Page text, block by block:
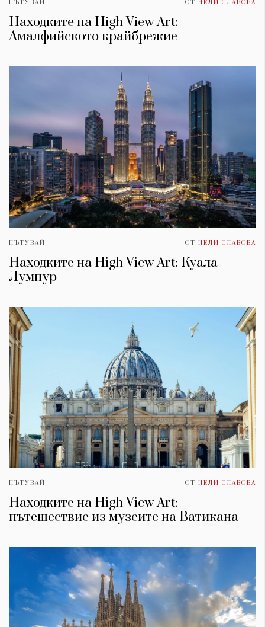
ПЪТУВАЙ ОТ НЕЛИ СЛАВОВА
Находките на High View Art:
Амалфийското крайбрежие
ПЪТУВАЙ ОТ НЕЛИ СЛАВОВА
Находките на High View Art: Куала
Лумпур
ПЪТУВАЙ ОТ НЕЛИ СЛАВОВА
Находките на High View Art:
пътешествие из музеите на Ватикана